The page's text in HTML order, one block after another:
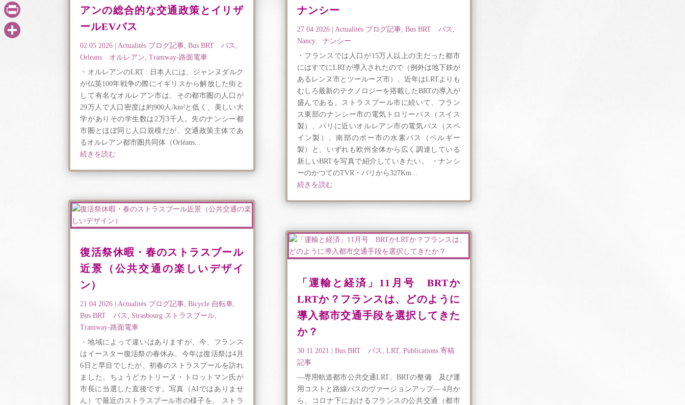
アンの総合的な交通政策とイリザ
ールEVバス
02 05 2026 Actualités ブログ記事 ,Bus BRT バス
Orleans オルレアン ,Tramway-路面電車
・オルレアンのLRT : 日本人には、ジャンヌダルク
が仏英100年戦争の際にイギリスから解放した街と
して有名なオルレアン市は、その都市圏の人口が
29万人で人口密度は約900人/km²と低く、美しい大
学がありその学生数は2万3千人。先のナンシー都
市圏とほぼ同じ人口規模だが、交通政策主体であ
るオルレアン都市圏共同体（Orléans...
続きを読む
復活祭休暇・春のストラスブール
近景（公共交通の楽しいデザイ
ン）
21 04 2026 | Actualités ブログ記事 ,Bicycle 自転車
Bus BRT バス
Strasbourg ストラスブール
Tramway-路面電車
・地域によって違いはありますが、今、フランス
はイースター復活祭の春休み。今年は復活祭は4月
6日と早目でしたが、初春のストラスブールを訪れ
ました。ちょうどカトリーヌ・トロットマン氏が
市長に当選した直後です。写真（AIではありませ
ん）で最近のストラスブール市の様子を。 ストラ
ナンシー
27 04 2026| Actualités ブログ記事, Bus BRT バス
Nancy ナンシー
・フランスでは人口が15万人以上の主だった都市
にはすでにLRTが導入されたので（例外は地下鉄が
あるレンヌ市とツールーズ市）、近年はLRTよりも
むしろ最新のテクノロジーを搭載したBRTの導入が
盛んである。ストラスブール市に続いて、フラン
ス東部のナンシー市の電気トロリーバス（スイス
製）、パリに近いオルレアン市の電気バス（スペ
イン製）、南部のポー市の水素バス（ベルギー
製）と、いずれも欧州全体から広く調達している
新しいBRTを写真で紹介していきたい。 ・ナンシ
ーのかつてのTVR・パリから327Km...
続きを読む
「運輸と経済」11月号 BRTか
LRTか？フランスは、どのように
導入都市交通手段を選択してきた
か？
30 11 2021 | Bus BRT バス LRT, Publications 寄稿
記事
―専用軌道都市公共交通LRT、BRTの整備 及び運
用コストと路線バスのヴァージョンアップ― 4月か
ら、コロナ下におけるフランスの公共交通（都市
Gmail
PrintFriendly